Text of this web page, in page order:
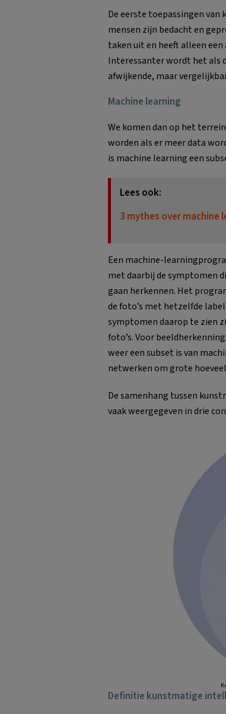
De eerste toepassingen
mensen zijn bedacht en
taken uit en heeft alleen
Interessanter wordt het als
afwijkende, maar
Machine learning
We komen dan op het
worden als er meer data
is machine learning een
Lees ook:
3 mythes over machine
Een machine-
met daarbij de symptomen
gaan herkennen. Het
de foto’s met hetzelfde
symptomen daarop te zien
foto’s. Voor
weer een subset is van
netwerken om grote
De samenhang tussen
vaak weergegeven in drie
Definitie kunstmatige